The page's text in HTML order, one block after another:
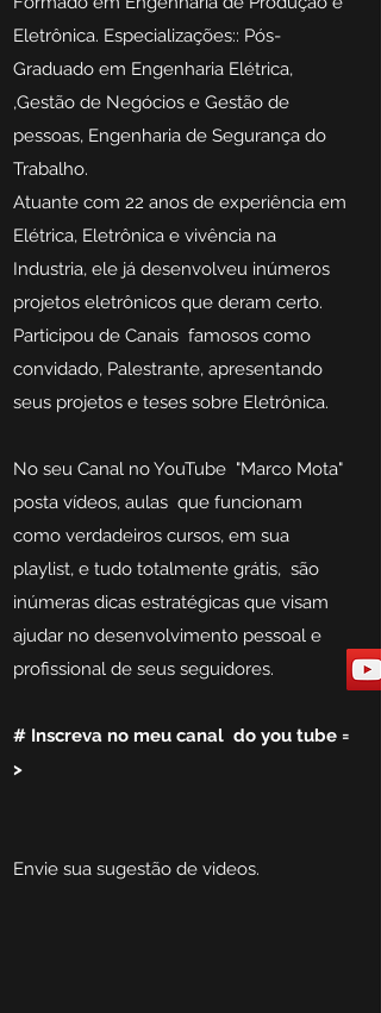
Eletrônica. Especializações:: Pós-
Graduado em Engenharia Elétrica,
,Gestão de Negócios e Gestão de
pessoas, Engenharia de Segurança do
Trabalho.
Atuante com 22 anos de experiência em
Elétrica, Eletrônica e vivência na
Industria, ele já desenvolveu inúmeros
projetos eletrônicos que deram certo.
Participou de Canais famosos como
convidado, Palestrante, apresentando
seus projetos e teses sobre Eletrônica.
No seu Canal no YouTube "Marco Mota"
posta vídeos, aulas que funcionam
como verdadeiros cursos, em sua
playlist, e tudo totalmente grátis, são
inúmeras dicas estratégicas que visam
ajudar no desenvolvimento pessoal e
profissional de seus seguidores.
# Inscreva no meu canal do you tube =
>
Envie sua sugestão de videos.